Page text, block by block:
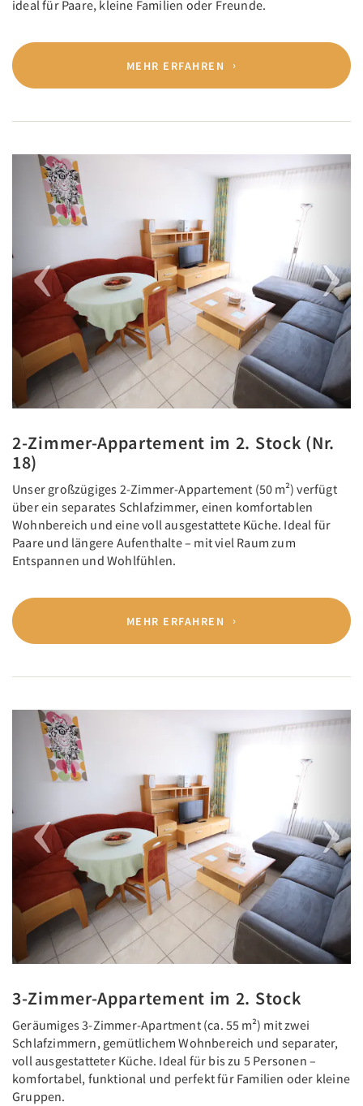
ideal für Paare, kleine Familien oder Freunde.
MEHR ERFAHREN
Previous Next
2-Zimmer-Appartement im 2. Stock (Nr.
18)
Unser großzügiges 2-Zimmer-Appartement (50 m²) verfügt
über ein separates Schlafzimmer, einen komfortablen
Wohnbereich und eine voll ausgestattete Küche. Ideal für
Paare und längere Aufenthalte – mit viel Raum zum
Entspannen und Wohlfühlen.
MEHR ERFAHREN
Previous Next
3-Zimmer-Appartement im 2. Stock
Geräumiges 3-Zimmer-Apartment (ca. 55 m²) mit zwei
Schlafzimmern, gemütlichem Wohnbereich und separater,
voll ausgestatteter Küche. Ideal für bis zu 5 Personen –
komfortabel, funktional und perfekt für Familien oder kleine
Gruppen.